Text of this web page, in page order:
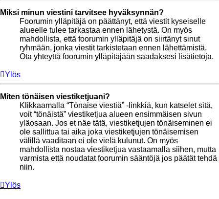
Miksi minun viestini tarvitsee hyväksynnän?
Foorumin ylläpitäjä on päättänyt, että viestit kyseiselle
alueelle tulee tarkastaa ennen lähetystä. On myös
mahdollista, että foorumin ylläpitäjä on siirtänyt sinut
ryhmään, jonka viestit tarkistetaan ennen lähettämistä.
Ota yhteyttä foorumin ylläpitäjään saadaksesi lisätietoja.
Ylös
Miten tönäisen viestiketjuani?
Klikkaamalla “Tönaise viestiä” -linkkiä, kun katselet sitä,
voit “tönäistä” viestiketjua alueen ensimmäisen sivun
yläosaan. Jos et näe tätä, viestiketjujen tönäiseminen ei
ole sallittua tai aika joka viestiketjujen tönäisemisen
välillä vaaditaan ei ole vielä kulunut. On myös
mahdollista nostaa viestiketjua vastaamalla siihen, mutta
varmista että noudatat foorumin sääntöjä jos päätät tehdä
niin.
Ylös